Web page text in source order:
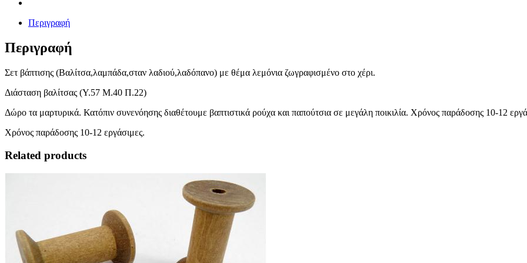
Περιγραφή
Περιγραφή
Σετ βάπτισης (Βαλίτσα,λαμπάδα,σταν λαδιού,λαδόπανο) με θέμα λεμόνια ζωγραφισμένο στο χέρι.
Διάσταση βαλίτσας (Υ.57 Μ.40 Π.22)
Δώρο τα μαρτυρικά. Κατόπιν συνενόησης διαθέτουμε βαπτιστικά ρούχα και παπούτσια σε μεγάλη ποικιλία. Χρόνος παράδοσης 10-12
Χρόνος παράδοσης 10-12 εργάσιμες.
Related products